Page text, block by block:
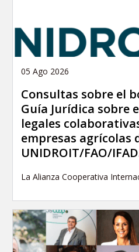
05 Ago 2026
Consultas sobre el
Guía Jurídica sobre
legales
empresas agrícolas
UNIDROIT/FAO/
La Alianza Cooperativa